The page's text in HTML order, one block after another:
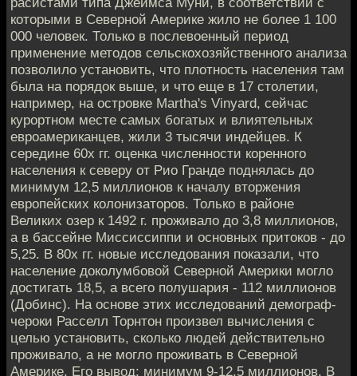
которыми в Северной Америке жило не более 1 100
000 человек. Только в послевоенный период
применение методов сельскохозяйственного анализа
позволило установить, что плотность населения там
была на порядок выше, и что еще в 17 столетии,
например, на островке Martha's Vinyard, сейчас
курортном месте самых богатых и влиятельных
евроамериканцев, жили 3 тысячи индейцев. К
середине 60х гг. оценка численности коренного
населения к северу от Рио Гранде поднялась до
минимум 12,5 миллионов к началу вторжения
европейских колонизаторов. Только в районе
Великих озер к 1492 г. проживало до 3,8 миллионов,
а в бассейне Миссиссиппи и основных притоков - до
5,25. В 80х гг. новые исследования показали, что
население доколумбовой Северной Америки могло
достигать 18,5, а всего полушария - 112 миллионов
(Добинс). На основе этих исследований демограф-
чероки Расселл Торнтон произвел вычисления с
целью установить, сколько людей действительно
проживало, а не могло проживать в Северной
Америке. Его вывод: минимум 9-12,5 миллионов. В